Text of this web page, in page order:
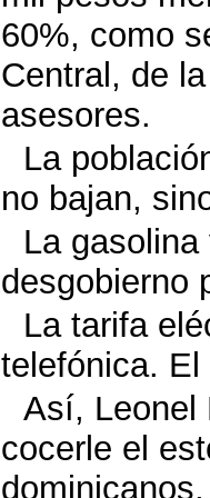
60%, como
Central, de
asesores.
La
no bajan,
La
desgobierno
La tarifa
telefónica.
Así, Leonel
cocerle el